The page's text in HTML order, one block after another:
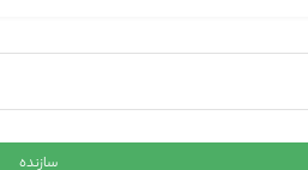
سازنده